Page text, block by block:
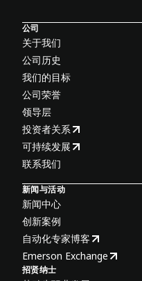
公司
关于我们
公司历史
我们的目标
公司荣誉
领导层
投资者关系
可持续发展
联系我们
新闻与活动
新闻中心
创新案例
自动化专家博客
Emerson Exchange
招贤纳士